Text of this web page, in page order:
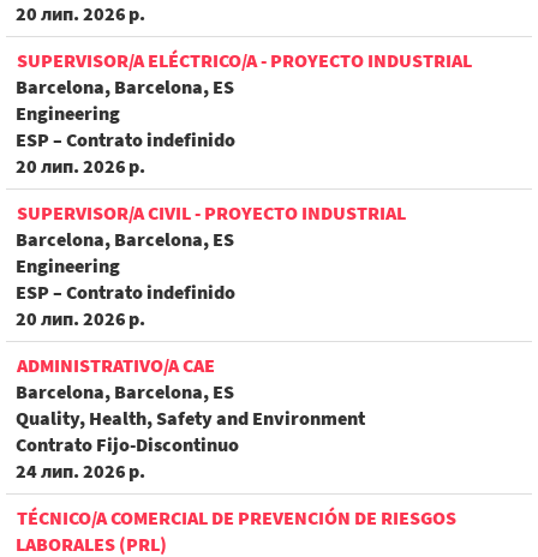
20 лип. 2026 р.
SUPERVISOR/A ELÉCTRICO/A - PROYECTO INDUSTRIAL
Barcelona, Barcelona, ES
Engineering
ESP – Contrato indefinido
20 лип. 2026 р.
SUPERVISOR/A CIVIL - PROYECTO INDUSTRIAL
Barcelona, Barcelona, ES
Engineering
ESP – Contrato indefinido
20 лип. 2026 р.
ADMINISTRATIVO/A CAE
Barcelona, Barcelona, ES
Quality, Health, Safety and Environment
Contrato Fijo-Discontinuo
24 лип. 2026 р.
TÉCNICO/A COMERCIAL DE PREVENCIÓN DE RIESGOS
LABORALES (PRL)